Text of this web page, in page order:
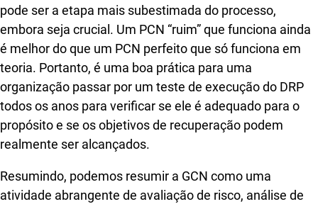
pode ser a etapa mais subestimada do processo,
embora seja crucial. Um PCN “ruim” que funciona ainda
é melhor do que um PCN perfeito que só funciona em
teoria. Portanto, é uma boa prática para uma
organização passar por um teste de execução do DRP
todos os anos para verificar se ele é adequado para o
propósito e se os objetivos de recuperação podem
realmente ser alcançados.
Resumindo, podemos resumir a GCN como uma
atividade abrangente de avaliação de risco, análise de